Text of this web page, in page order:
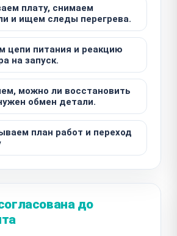
плату, снимаем
и ищем следы перегрева.
цепи питания и реакцию
на запуск.
можно ли восстановить
обмен детали.
план работ и переход
до